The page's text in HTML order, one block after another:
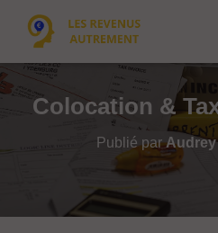
Colocation &
Publié parAudrey